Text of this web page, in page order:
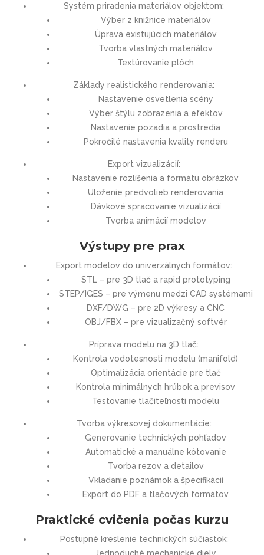
Systém priradenia materiálov objektom:
Výber z knižnice materiálov
Úprava existujúcich materiálov
Tvorba vlastných materiálov
Textúrovanie plôch
Základy realistického renderovania:
Nastavenie osvetlenia scény
Výber štýlu zobrazenia a efektov
Nastavenie pozadia a prostredia
Pokročilé nastavenia kvality renderu
Export vizualizácií:
Nastavenie rozlíšenia a formátu obrázkov
Uloženie predvolieb renderovania
Dávkové spracovanie vizualizácií
Tvorba animácií modelov
Výstupy pre prax
Export modelov do univerzálnych formátov:
STL – pre 3D tlač a rapid prototyping
STEP/IGES – pre výmenu medzi CAD systémami
DXF/DWG – pre 2D výkresy a CNC
OBJ/FBX – pre vizualizačný softvér
Príprava modelu na 3D tlač:
Kontrola vodotesnosti modelu (manifold)
Optimalizácia orientácie pre tlač
Kontrola minimálnych hrúbok a previsov
Testovanie tlačiteľnosti modelu
Tvorba výkresovej dokumentácie:
Generovanie technických pohľadov
Automatické a manuálne kótovanie
Tvorba rezov a detailov
Vkladanie poznámok a špecifikácií
Export do PDF a tlačových formátov
Praktické cvičenia počas kurzu
Postupné kreslenie technických súčiastok:
Jednoduché mechanické diely